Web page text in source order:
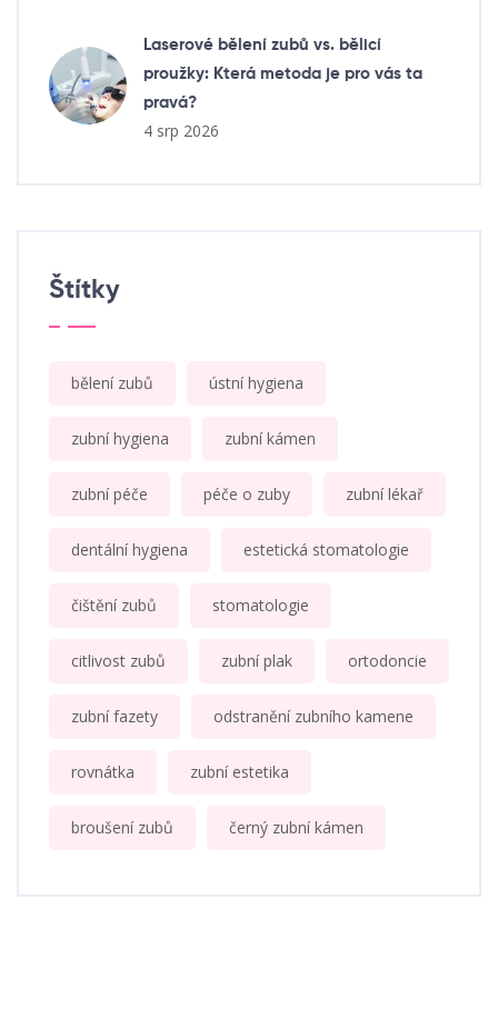
Laserové bělení zubů vs. bělicí
proužky: Která metoda je pro vás ta
pravá?
4 srp 2026
Štítky
bělení zubů ústní hygiena
zubní hygiena zubní kámen
zubní péče péče o zuby zubní lékař
dentální hygiena estetická stomatologie
čištění zubů stomatologie
citlivost zubů zubní plak ortodoncie
zubní fazety odstranění zubního kamene
rovnátka zubní estetika
broušení zubů černý zubní kámen